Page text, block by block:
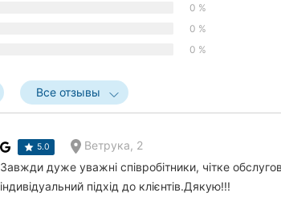
0 %
0 %
0 %
Все отзывы
5.0 Ветрука, 2
Завжди дуже уважні співробітники, чітке
індивідуальний підхід до клієнтів.Дякую!!!